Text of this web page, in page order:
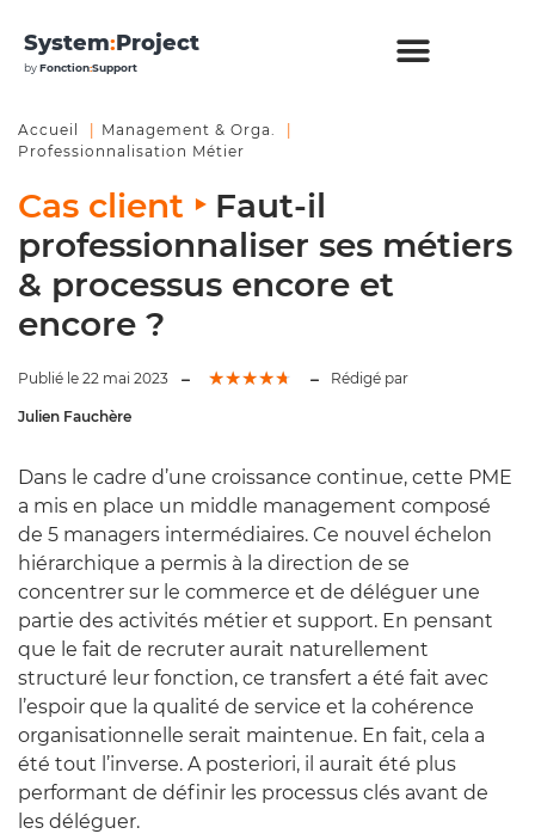
System:Project
byFonction:Support
Accueil
Management & Orga.
Professionnalisation Métier
Cas client ‣ Faut-il
professionnaliser ses métiers
& processus encore et
encore ?
Publié le 22 mai 2023 ★★★★★ Rédigé par
Julien Fauchère
Dans le cadre d’une croissance continue, cette PME
a mis en place un middle management composé
de 5 managers intermédiaires. Ce nouvel échelon
hiérarchique a permis à la direction de se
concentrer sur le commerce et de déléguer une
partie des activités métier et support. En pensant
que le fait de recruter aurait naturellement
structuré leur fonction, ce transfert a été fait avec
l’espoir que la qualité de service et la cohérence
organisationnelle serait maintenue. En fait, cela a
été tout l’inverse. A posteriori, il aurait été plus
performant de définir les processus clés avant de
les déléguer.